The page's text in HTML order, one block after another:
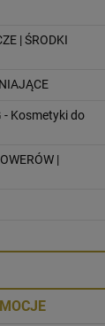
| ŚRODKI
- Kosmetyki do
|